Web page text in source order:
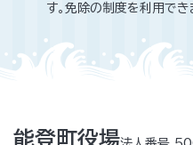
す。免除の制度を利用でき
能登町役場